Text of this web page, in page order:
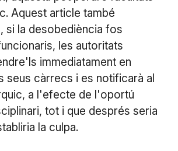
Aquest article també
si la desobediència fos
les autoritats
immediatament en
seus càrrecs i es notificarà al
a l'efecte de l'oportú
tot i que després seria
la culpa.